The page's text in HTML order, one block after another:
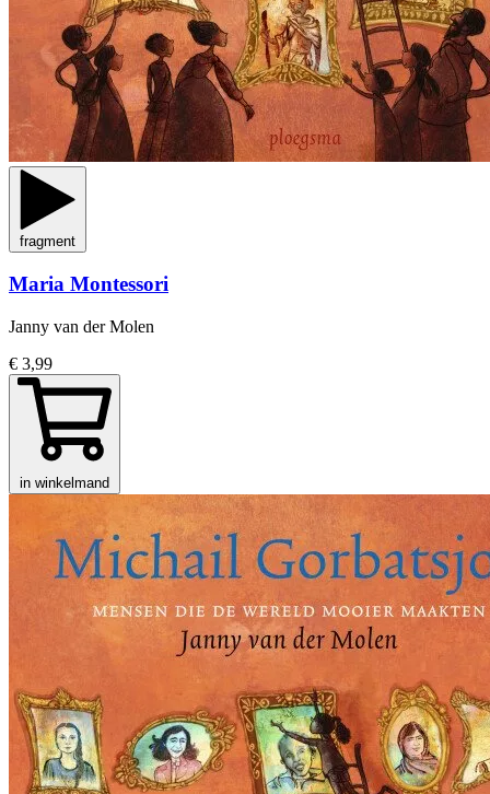
fragment
Maria Montessori
Janny van der Molen
€ 3,99
in winkelmand